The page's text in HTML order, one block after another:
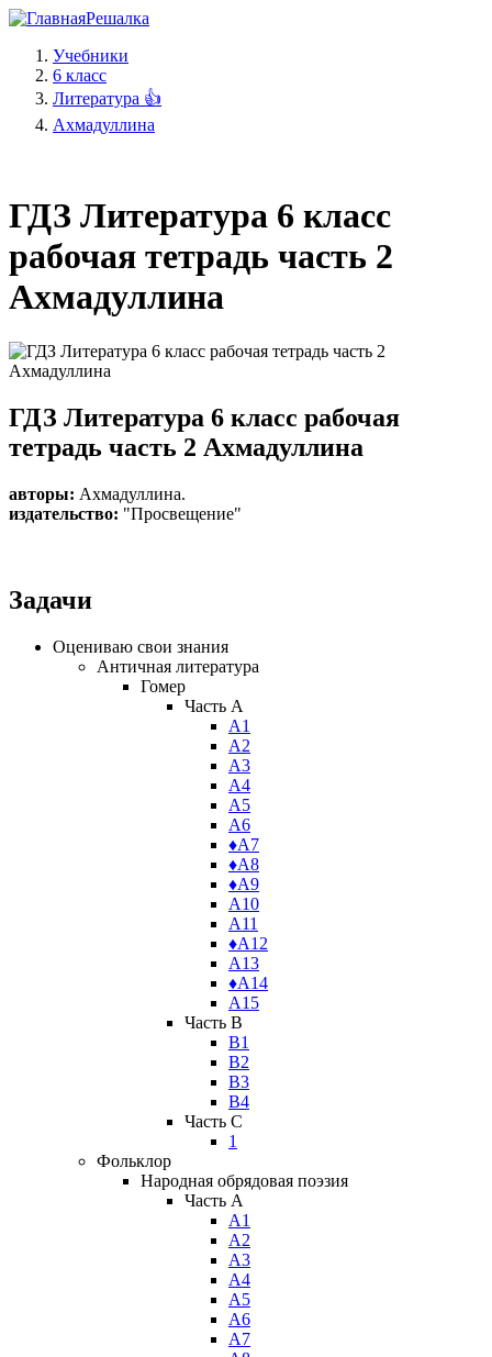
Решалка
Учебники
6 класс
Литература 👍
Ахмадуллина
ГДЗ Литература 6 класс
рабочая тетрадь часть 2
Ахмадуллина
ГДЗ Литература 6 класс рабочая
тетрадь часть 2 Ахмадуллина
авторы: Ахмадуллина.
издательство: "Просвещение"
Задачи
Оцениваю свои знания
Античная литература
Гомер
Часть A
А1
А2
А3
А4
А5
А6
♦А7
♦А8
♦А9
А10
А11
♦А12
А13
♦А14
А15
Часть B
В1
В2
В3
В4
Часть C
1
Фольклор
Народная обрядовая поэзия
Часть A
А1
А2
А3
А4
А5
А6
А7